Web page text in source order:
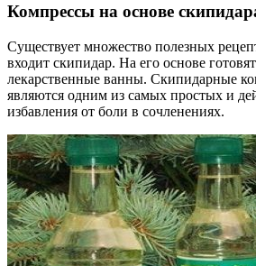
Компрессы на основе
Существует множество полезных
входит скипидар. На его основе
лекарственные ванны. Скипидарные
являются одним из самых простых и
избавления от боли в сочленениях.